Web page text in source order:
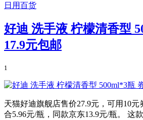
日用百货
好迪 洗手液 柠檬清香型
17.9元包邮
1
天猫好迪旗舰店售价27.9元，可用10元
合5.96元/瓶，同款京东13.9元/瓶。 这